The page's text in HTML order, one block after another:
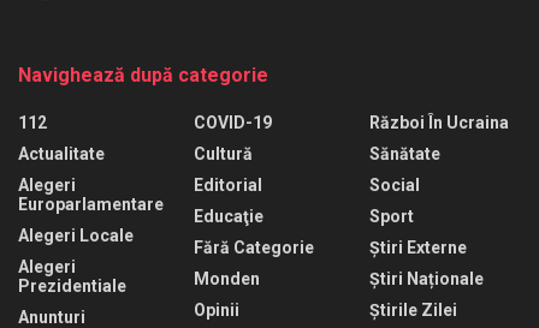
Navighează după categorie
112
Actualitate
Alegeri
Europarlamentare
Alegeri Locale
Alegeri
Prezidentiale
Anunturi
COVID-19
Cultură
Editorial
Educaţie
Fără Categorie
Monden
Opinii
Război În Ucraina
Sănătate
Social
Sport
Știri Externe
Știri Naționale
Știrile Zilei